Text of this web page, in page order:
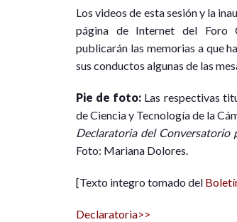
Los videos de esta sesión y la
página de Internet del Foro
publicarán las memorias a que
sus conductos algunas de las
Pie de foto: Las respectivas
de Ciencia y Tecnología de la
Declaratoria del Conversatorio
Foto: Mariana Dolores.
[Texto integro tomado del
Declaratoria>>